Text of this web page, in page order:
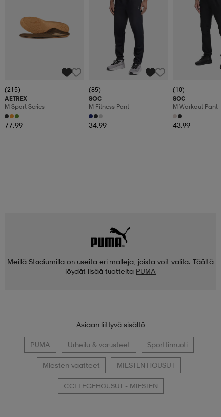
(215)
AETREX
M Sport Series
77,99
(85)
SOC
M Fitness Pant
34,99
(10)
SOC
M Workout Pant
43,99
Meillä Stadiumilla on useita eri malleja, joista voit valita. Täältä
löydät lisää tuotteita PUMA
Asiaan liittyvä sisältö
PUMA Urheilu & varusteet Sporttimuoti
Miesten vaatteet MIESTEN HOUSUT
COLLEGEHOUSUT - MIESTEN